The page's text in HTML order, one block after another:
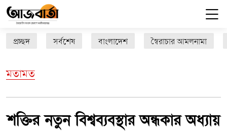
প্রচ্ছদ সর্বশেষ বাংলাদেশ স্বৈরাচার আমলনামা
মতামত
শক্তির নতুন বিশ্বব্যবস্থার অন্ধকার অধ্যায়